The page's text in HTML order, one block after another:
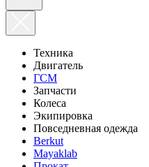
Техника
Двигатель
ГСМ
Запчасти
Колеса
Экипировка
Повседневная одежда
Berkut
Mayaklab